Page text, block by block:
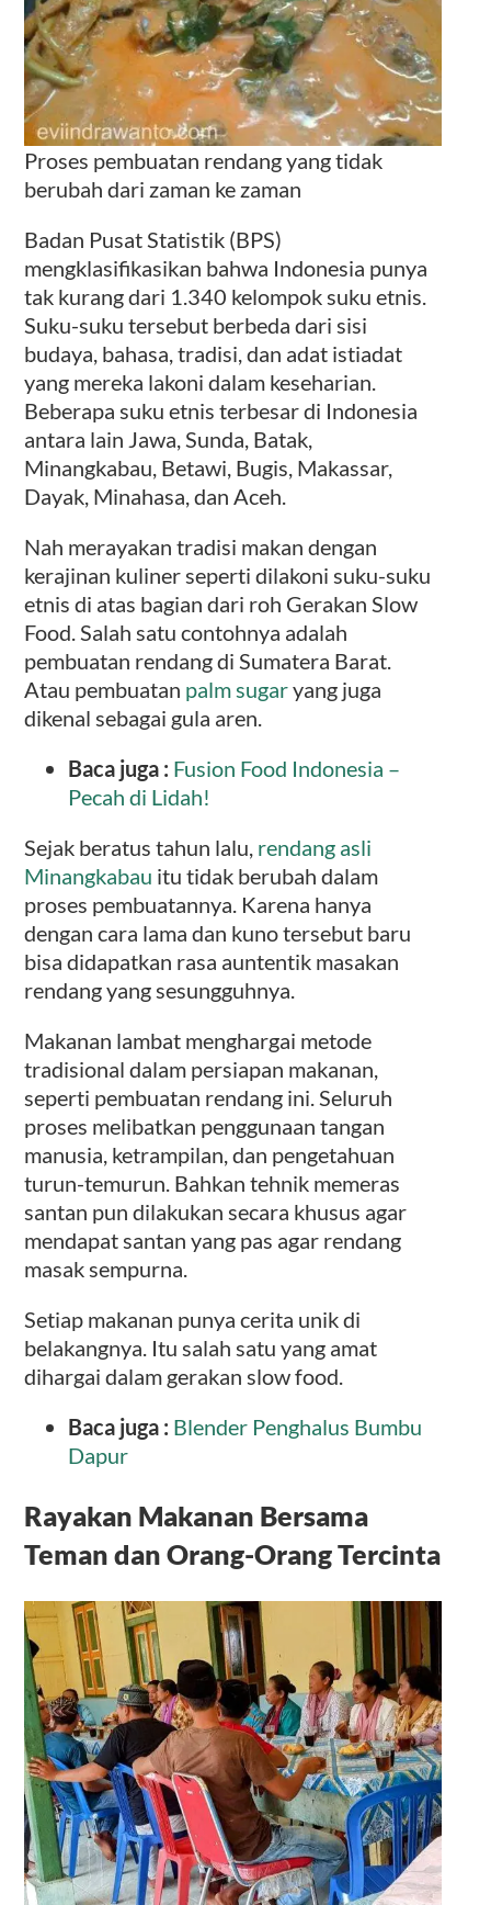
Proses pembuatan rendang yang tidak
berubah dari zaman ke zaman
Badan Pusat Statistik (BPS)
mengklasifikasikan bahwa Indonesia punya
tak kurang dari 1.340 kelompok suku etnis.
Suku-suku tersebut berbeda dari sisi
budaya, bahasa, tradisi, dan adat istiadat
yang mereka lakoni dalam keseharian.
Beberapa suku etnis terbesar di Indonesia
antara lain Jawa, Sunda, Batak,
Minangkabau, Betawi, Bugis, Makassar,
Dayak, Minahasa, dan Aceh.
Nah merayakan tradisi makan dengan
kerajinan kuliner seperti dilakoni suku-suku
etnis di atas bagian dari roh Gerakan Slow
Food. Salah satu contohnya adalah
pembuatan rendang di Sumatera Barat.
Atau pembuatan palm sugaryang juga
dikenal sebagai gula aren.
Baca juga : Fusion Food Indonesia –
Pecah di Lidah!
Sejak beratus tahun lalu, rendang asli
Minangkabau itu tidak berubah dalam
proses pembuatannya. Karena hanya
dengan cara lama dan kuno tersebut baru
bisa didapatkan rasa auntentik masakan
rendang yang sesungguhnya.
Makanan lambat menghargai metode
tradisional dalam persiapan makanan,
seperti pembuatan rendang ini. Seluruh
proses melibatkan penggunaan tangan
manusia, ketrampilan, dan pengetahuan
turun-temurun. Bahkan tehnik memeras
santan pun dilakukan secara khusus agar
mendapat santan yang pas agar rendang
masak sempurna.
Setiap makanan punya cerita unik di
belakangnya. Itu salah satu yang amat
dihargai dalam gerakan slow food.
Baca juga : Blender Penghalus Bumbu
Dapur
Rayakan Makanan Bersama
Teman dan Orang-Orang Tercinta